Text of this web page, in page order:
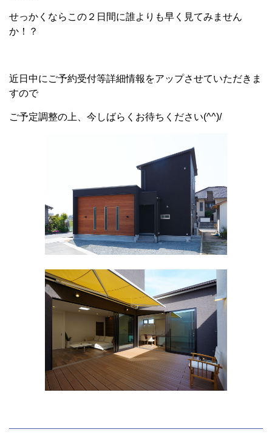
せっかくならこの２日間に誰よりも早く見てみません
か！？
近日中にご予約受付等詳細情報をアップさせていただきま
すので
ご予定調整の上、今しばらくお待ちください(^^)/